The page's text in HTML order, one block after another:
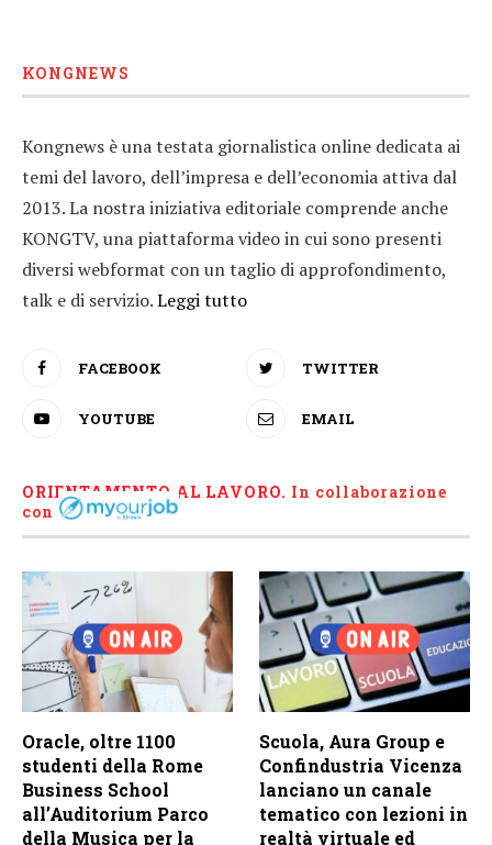
KONGNEWS
Kongnews è una testata giornalistica online dedicata ai
temi del lavoro, dell’impresa e dell’economia attiva dal
2013. La nostra iniziativa editoriale comprende anche
KONGTV, una piattaforma video in cui sono presenti
diversi webformat con un taglio di approfondimento,
talk e di servizio.Leggi tutto
FACEBOOK TWITTER
YOUTUBE EMAIL
ORIENTAMENTO AL LAVORO. In collaborazione
con
Oracle, oltre 1100
studenti della Rome
Business School
all’Auditorium Parco
della Musica per la
Scuola, Aura Group e
Confindustria Vicenza
lanciano un canale
tematico con lezioni in
realtà virtuale ed